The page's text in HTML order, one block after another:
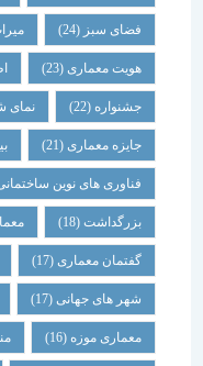
فضای سبز(24) میراث
هویت معماری (23) اطلاعات
جشنواره(22) نمای شهری(22)
جایزه معماری (21) بین الملل
فناوری های نوین ساختمانی(19)
بزرگداشت (18) معماری
گفتمان معماری (17) جهانی
شهر های جهانی(17) میراث
معماری موزه(16) منظر